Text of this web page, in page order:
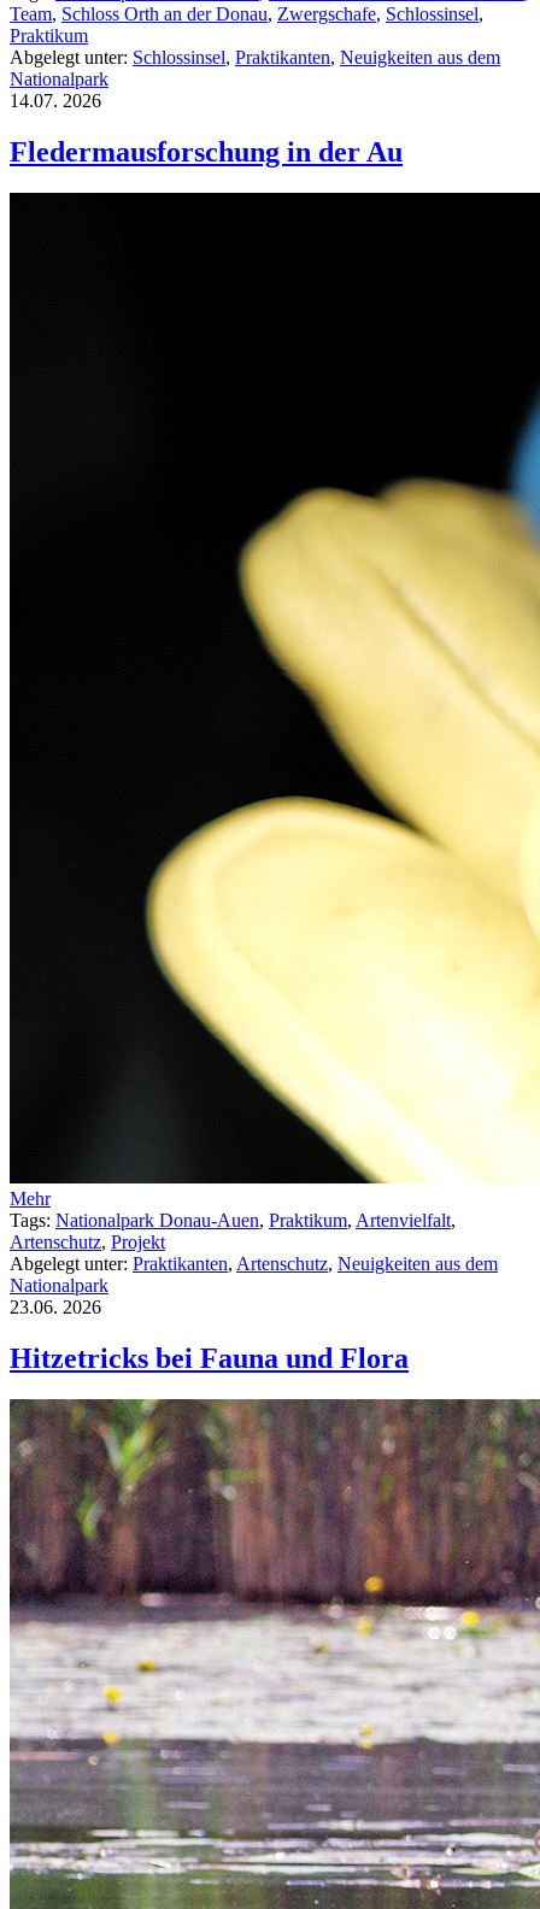
Team, Schloss Orth an der Donau, Zwergschafe, Schlossinsel,
Praktikum
Abgelegt unter: Schlossinsel, Praktikanten, Neuigkeiten aus dem
Nationalpark
14.07. 2026
Fledermausforschung in der Au
Mehr
Tags: Nationalpark Donau-Auen, Praktikum, Artenvielfalt,
Artenschutz, Projekt
Abgelegt unter: Praktikanten, Artenschutz, Neuigkeiten aus dem
Nationalpark
23.06. 2026
Hitzetricks bei Fauna und Flora